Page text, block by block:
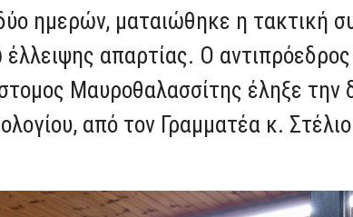
ημερών, ματαιώθηκε η τακτική
απαρτίας. Ο
Μαυροθαλασσίτης έληξε την
από τον Γραμματέα κ.